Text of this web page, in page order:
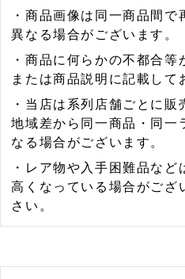
・商品画像は同一商品間で
異なる場合がございます。
・商品に何らかの不都合
または商品説明に記載して
・当店は系列店舗ごとに販
地域差から同一商品・同一
なる場合がございます。
・レア物や入手困難品な
高くなっている場合がござ
さい。